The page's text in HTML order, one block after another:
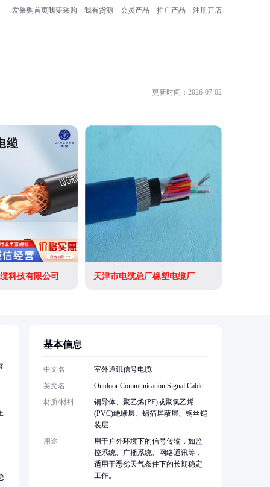
爱采购首页我要采购 我有货源 会员产品 推广产品 注册开店
更新时间：2026-07-02
科技有限公司 天津市电缆总厂橡塑电缆厂
基本信息
中文名
室外通讯信号电缆
英文名
Outdoor Communication Signal Cable
材质/材料
铜导体、聚乙烯(PE)或聚氯乙烯
(PVC)绝缘层、铝箔屏蔽层、钢丝铠
装层
用途
用于户外环境下的信号传输，如监
控系统、广播系统、网络通讯等，
适用于恶劣天气条件下的长期稳定
工作。